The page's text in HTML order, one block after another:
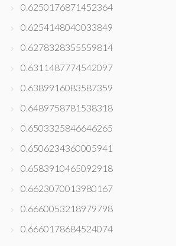
0.6250176871452364
0.6254148040033849
0.6278328355559814
0.6311487774542097
0.6389916083587359
0.6489758781538318
0.6503325846646265
0.6506234360005941
0.6583910465092918
0.6623070013980167
0.6660053218979798
0.6660178684524074